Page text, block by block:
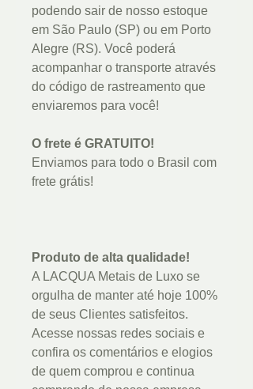
podendo sair de nosso estoque
em São Paulo (SP) ou em Porto
Alegre (RS). Você poderá
acompanhar o transporte através
do código de rastreamento que
enviaremos para você!
O frete é GRATUITO!
Enviamos para todo o Brasil com
frete grátis!
Produto de alta qualidade!
A LACQUA Metais de Luxo se
orgulha de manter até hoje 100%
de seus Clientes satisfeitos.
Acesse nossas redes sociais e
confira os comentários e elogios
de quem comprou e continua